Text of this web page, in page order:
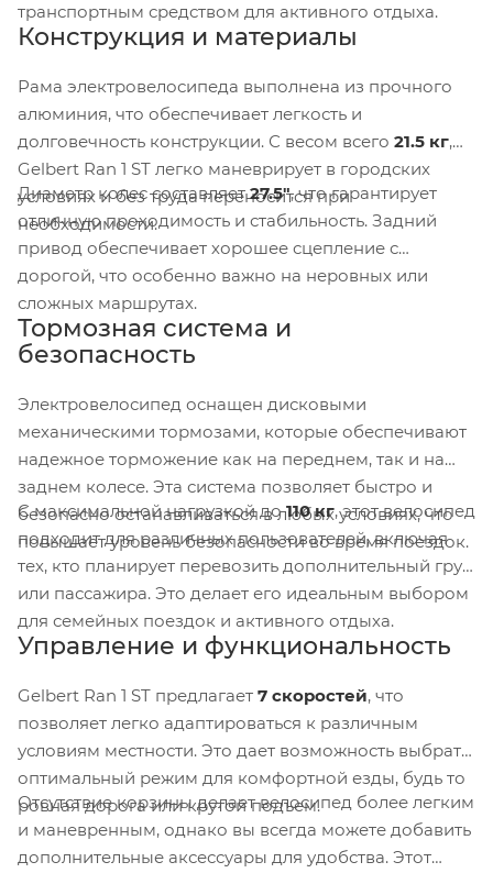
транспортным средством для активного отдыха.
Конструкция и материалы
Рама электровелосипеда выполнена из прочного
алюминия, что обеспечивает легкость и
долговечность конструкции. С весом всего 21.5 кг,
Gelbert Ran 1 ST легко маневрирует в городских
условиях и без труда переносится при
необходимости.
Диаметр колес составляет27.5", что гарантирует
отличную проходимость и стабильность. Задний
привод обеспечивает хорошее сцепление с
дорогой, что особенно важно на неровных или
сложных маршрутах.
Тормозная система и
безопасность
Электровелосипед оснащен дисковыми
механическими тормозами, которые обеспечивают
надежное торможение как на переднем, так и на
заднем колесе. Эта система позволяет быстро и
безопасно останавливаться в любых условиях, что
повышает уровень безопасности во время поездок.
С максимальной нагрузкой до110 кг, этот велосипед
подходит для различных пользователей, включая
тех, кто планирует перевозить дополнительный груз
или пассажира. Это делает его идеальным выбором
для семейных поездок и активного отдыха.
Управление и функциональность
Gelbert Ran 1 ST предлагает 7 скоростей, что
позволяет легко адаптироваться к различным
условиям местности. Это дает возможность выбрать
оптимальный режим для комфортной езды, будь то
ровная дорога или крутой подъем.
Отсутствие корзины делает велосипед более легким
и маневренным, однако вы всегда можете добавить
дополнительные аксессуары для удобства. Этот